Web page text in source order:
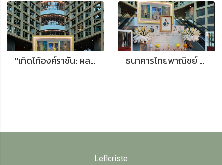
"เทิดไท้องค์ราชัน: ผลงานจัดดอกไม้ซุ้มเฉลิมพระเกียรติ ณ ธนาคารไทยพาณิชย์ สำนักงานใหญ่" ธนาคารไทยพาณิชย์ จำกัด (มหาชน) จัดซุ้มเฉลิมพระเกียรติ ถวายพระพรเนื่องในโอกาสวันเฉลิมพระชนมพรรษา พระบาทสมเด็จพระเจ้าอยู่หัว ๒๘ กรกฎาคม ๒๕๖๖
Lefloriste